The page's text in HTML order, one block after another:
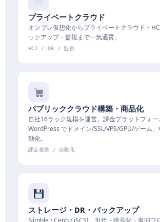
プライベートクラウド
オンプレ仮想化からプライベートクラウド・
ックアップ・監視まで一気通貫。
HCI / DR / 監視
パブリッククラウド構築・商品化
自社16ラック規模を運営。課金プラットフォー
WordPress でドメイン/SSL/VPS/GPU/ゲーム
動化。
課金基盤 / 自動化
ストレージ・DR・バックアップ
Nimble / Ceph / iSCSI。世代・暗号化・復旧フ